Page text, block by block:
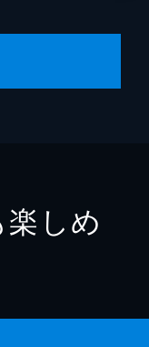
しめ